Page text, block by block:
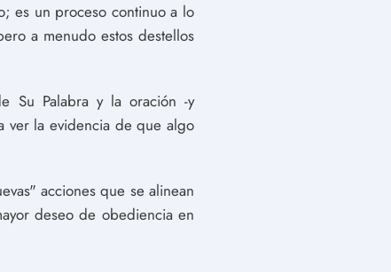
es un proceso continuo a lo
a menudo estos destellos
Su Palabra y la oración -y
ver la evidencia de que algo
acciones que se alinean
deseo de obediencia en